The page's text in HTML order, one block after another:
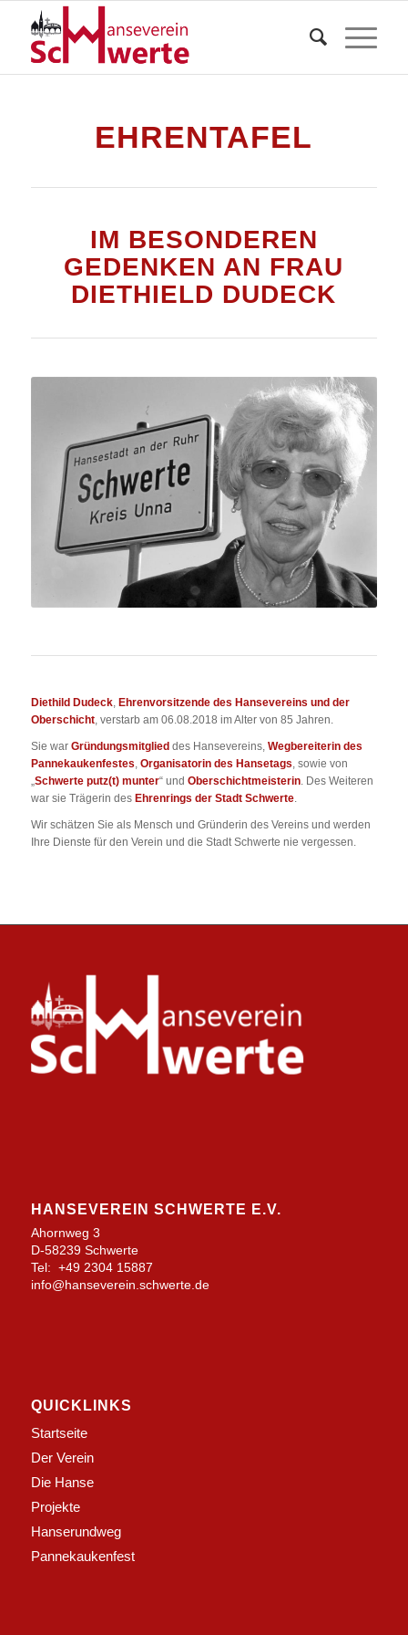
EHRENTAFEL
IM BESONDEREN
GEDENKEN AN FRAU
DIETHIELD DUDECK
Diethild Dudeck, Ehrenvorsitzende des Hansevereins und der
Oberschicht, verstarb am 06.08.2018 im Alter von 85 Jahren.
Sie war Gründungsmitglied des Hansevereins, Wegbereiterin des
Pannekaukenfestes, Organisatorin des Hansetags, sowie von
„Schwerte putz(t) munter“ und Oberschichtmeisterin. Des Weiteren
war sie Trägerin des Ehrenrings der Stadt Schwerte.
Wir schätzen Sie als Mensch und Gründerin des Vereins und werden
Ihre Dienste für den Verein und die Stadt Schwerte nie vergessen.
HANSEVEREIN SCHWERTE E.V.
Ahornweg 3
D-58239 Schwerte
Tel: +49 2304 15887
info@hanseverein.schwerte.de
QUICKLINKS
Startseite
Der Verein
Die Hanse
Projekte
Hanserundweg
Pannekaukenfest